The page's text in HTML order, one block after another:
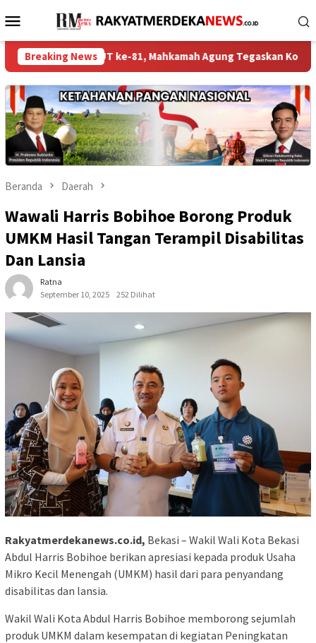
ke
Menu
Mobile
Breaking News
HUT ke-81, Mahkamah Agung Tegaskan Komitmen Hadirkan
Beranda Daerah
Wawali Harris Bobihoe Borong Produk
UMKM Hasil Tangan Terampil Disabilitas
Dan Lansia
Ratna
September 10, 2025
252 Dilihat
Rakyatmerdekanews.co.id, Bekasi – Wakil Wali Kota Bekasi
Abdul Harris Bobihoe berikan apresiasi kepada produk Usaha
Mikro Kecil Menengah (UMKM) hasil dari para penyandang
disabilitas dan lansia.
Wakil Wali Kota Abdul Harris Bobihoe memborong sejumlah
produk UMKM dalam kesempatan di kegiatan Peningkatan